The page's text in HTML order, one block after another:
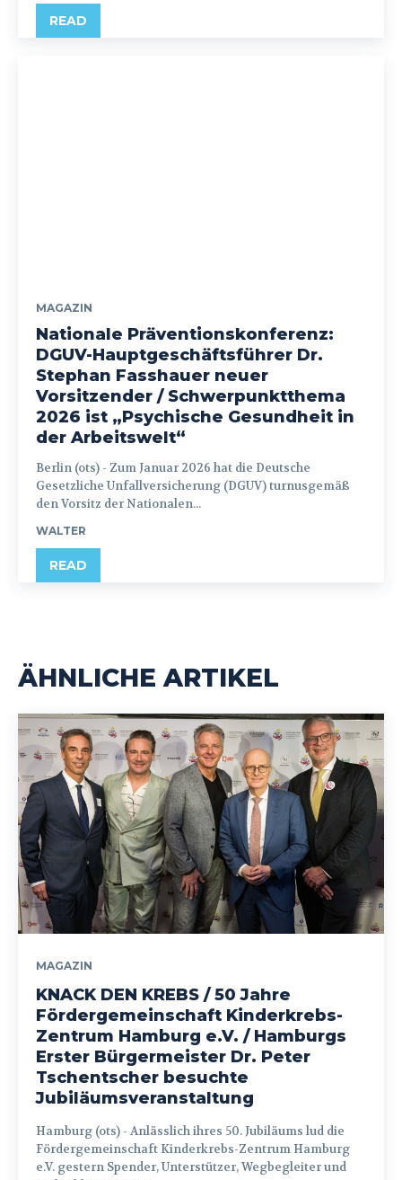
READ
MAGAZIN
Nationale Präventionskonferenz:
DGUV-Hauptgeschäftsführer Dr.
Stephan Fasshauer neuer
Vorsitzender / Schwerpunktthema
2026 ist „Psychische Gesundheit in
der Arbeitswelt“
Berlin (ots) - Zum Januar 2026 hat die Deutsche
Gesetzliche Unfallversicherung (DGUV) turnusgemäß
den Vorsitz der Nationalen...
WALTER
READ
ÄHNLICHE ARTIKEL
MAGAZIN
KNACK DEN KREBS / 50 Jahre
Fördergemeinschaft Kinderkrebs-
Zentrum Hamburg e.V. / Hamburgs
Erster Bürgermeister Dr. Peter
Tschentscher besuchte
Jubiläumsveranstaltung
Hamburg (ots) - Anlässlich ihres 50. Jubiläums lud die
Fördergemeinschaft Kinderkrebs-Zentrum Hamburg
e.V. gestern Spender, Unterstützer, Wegbegleiter und